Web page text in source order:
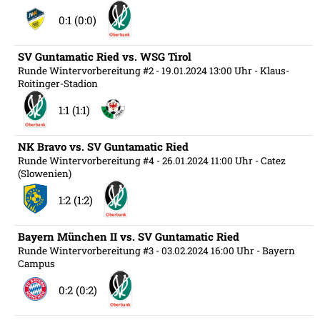
0:1 (0:0)
SV Guntamatic Ried vs. WSG Tirol
Runde Wintervorbereitung #2 - 19.01.2024 13:00 Uhr - Klaus-
Roitinger-Stadion
1:1 (1:1)
NK Bravo vs. SV Guntamatic Ried
Runde Wintervorbereitung #4 - 26.01.2024 11:00 Uhr - Catez
(Slowenien)
1:2 (1:2)
Bayern München II vs. SV Guntamatic Ried
Runde Wintervorbereitung #3 - 03.02.2024 16:00 Uhr - Bayern
Campus
0:2 (0:2)